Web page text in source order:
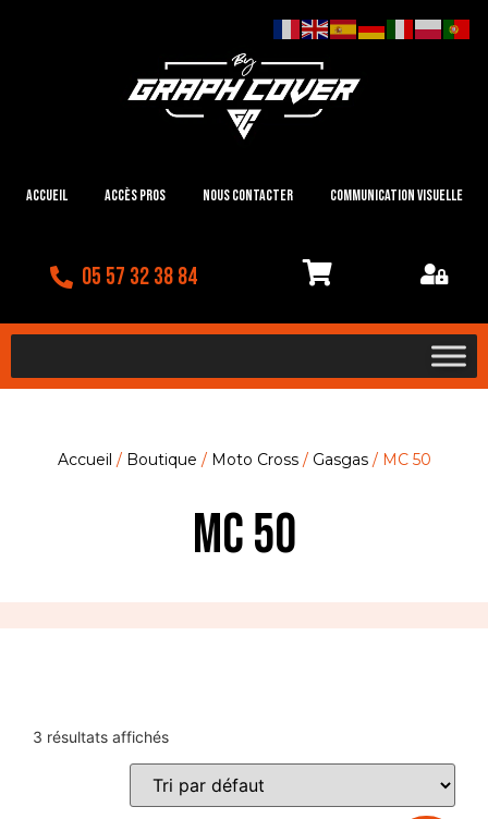
Accueil Accès Pros Nous contacter Communication visuelle
05 57 32 38 84
Accueil / Boutique / Moto Cross/ Gasgas/ MC 50
MC 50
3 résultats affichés